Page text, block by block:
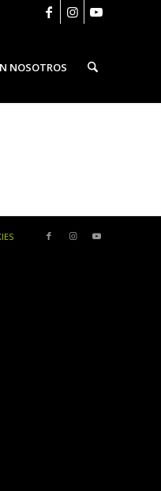
NOSOTROS